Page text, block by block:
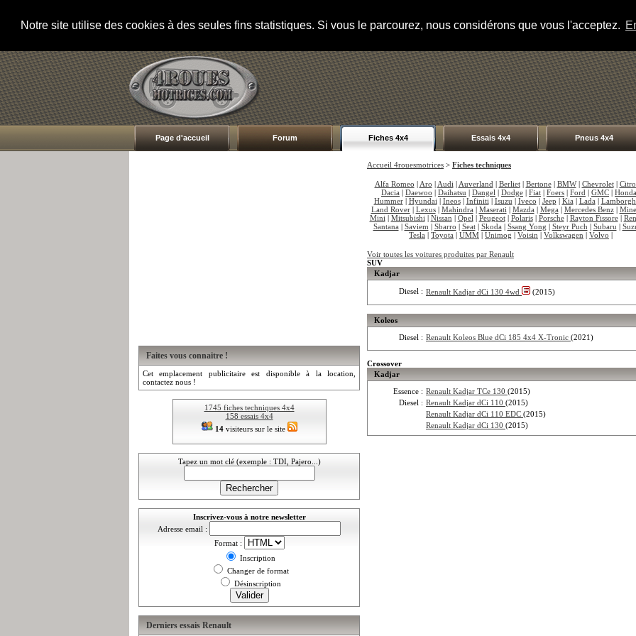
Notre site utilise des cookies à des seules fins statistiques. Si vous le parcourez, nous considérons que vous l'acceptez.
Page d'accueil Forum Fiches 4x4 Essais 4x4 Pneus 4x4
Faites vous connaitre !
Cet emplacement publicitaire est disponible à la location,
contactez nous !
1745 fiches techniques 4x4
158 essais 4x4
14visiteurs sur le site
Tapez un mot clé (exemple : TDI, Pajero...)
Inscrivez-vous à notre newsletter
Adresse email :
Format :
Inscription
Changer de format
Désinscription
Derniers essais Renault
Accueil 4rouesmotrices > Fiches techniques
Alfa Romeo | Aro | Audi | Auverland | Berliet| Bertone| BMW| Chevrolet|
Dacia | Daewoo | Daihatsu | Dangel | Dodge | Fiat | Foers | Ford | GMC | Honda
Hummer| Hyundai | Ineos| Infiniti | Isuzu | Iveco | Jeep | Kia | Lada |
Land Rover| Lexus| Mahindra | Maserati | Mazda | Mega | Mercedes Benz|
Mini | Mitsubishi | Nissan | Opel | Peugeot| Polaris| Porsche| Rayton Fissore|
Santana | Saviem | Sbarro | Seat| Skoda | Ssang Yong | Steyr Puch | Subaru |
Tesla | Toyota | UMM | Unimog | Voisin | Volkswagen | Volvo |
Voir toutes les voitures produites par Renault
SUV
Kadjar
Diesel : Renault Kadjar dCi 130 4wd (2015)
Koleos
Diesel : Renault Koleos Blue dCi 185 4x4 X-Tronic (2021)
Crossover
Kadjar
Essence : Renault Kadjar TCe 130 (2015)
Diesel : Renault Kadjar dCi 110 (2015)
Renault Kadjar dCi 110 EDC (2015)
Renault Kadjar dCi 130 (2015)